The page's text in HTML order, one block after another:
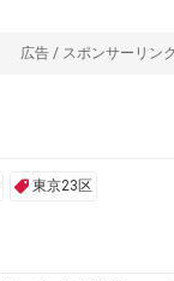
広告 / スポンサーリンク
東京23区